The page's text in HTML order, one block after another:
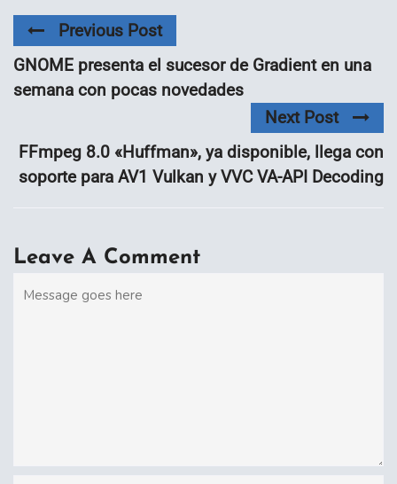
Previous Post
GNOME presenta el sucesor de Gradient en una
semana con pocas novedades
Next Post
FFmpeg 8.0 «Huffman», ya disponible, llega con
soporte para AV1 Vulkan y VVC VA-API Decoding
Leave A Comment